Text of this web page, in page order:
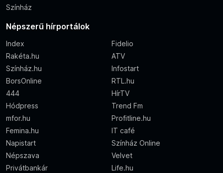
Színház
Népszerű hírportálok
Index
Fidelio
Rakéta.hu
ATV
Színház.hu
Infostart
BorsOnline
RTL.hu
444
HírTV
Hódpress
Trend Fm
mfor.hu
Profitline.hu
Femina.hu
IT café
Napistart
Színház Online
Népszava
Velvet
Privátbankár
Life.hu